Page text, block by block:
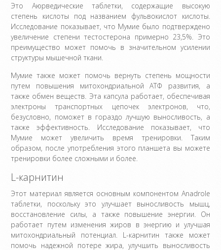
Это Аюрведические таблетки, содержащие высокую
степень кислоты под названием фульвокислот кислоты.
Исследование показывает, что Мумие было подтверждено
увеличение степени тестостерона примерно 23,5%. Это
преимущество может помочь в значительном усилении
структуры мышечной ткани.
Мумие также может помочь вернуть степень мощности
путем повышения митохондриальной АТФ развития, а
также обмен веществ. Эта капсула работает, обеспечивая
электроны транспортных цепочек электронов, что,
безусловно, поможет в гораздо лучшую выносливость, а
также эффективность. Исследование показывает, что
Мумие может увеличить время тренировки. Таким
образом, после употребления этого планшета вы можете
тренировки более сложными и более.
L-карнитин
Этот материал является основным компонентом Anadrole
таблетки, поскольку это улучшает выносливость мышц,
восстановление силы, а также повышение энергии. Он
работает путем изменения жиров в энергию и улучшая
митохондриальный потенциал. L-карнитин также может
помочь надежной потере жира, улучшить выносливость